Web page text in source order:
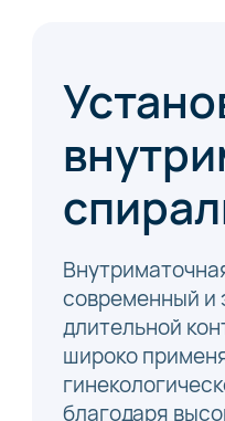
современный и
длительной
широко
благодаря